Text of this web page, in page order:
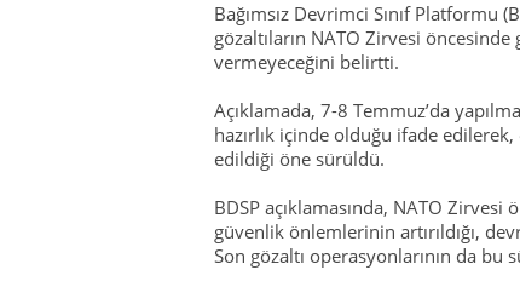
Bağımsız Devrimci Sınıf Platformu
gözaltıların NATO Zirvesi
vermeyeceğini belirtti.
Açıklamada, 7-8 Temmuz’da
hazırlık içinde olduğu ifade
edildiği öne sürüldü.
BDSP açıklamasında, NATO
güvenlik önlemlerinin artırıldığı,
Son gözaltı operasyonlarının da